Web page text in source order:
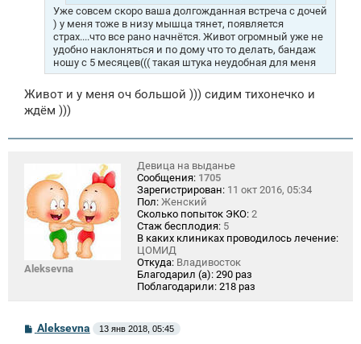
Уже совсем скоро ваша долгожданная встреча с дочей
) у меня тоже в низу мышца тянет, появляется
страх....что все рано начнётся. Живот огромный уже не
удобно наклоняться и по дому что то делать, бандаж
ношу с 5 месяцев((( такая штука неудобная для меня
Живот и у меня оч большой ))) сидим тихонечко и
ждём )))
Aleksevna
Девица на выданье
Сообщения: 1705
Зарегистрирован: 11 окт 2016, 05:34
Пол: Женский
Сколько попыток ЭКО: 2
Стаж бесплодия: 5
В каких клиниках проводилось лечение:
ЦОМИД
Откуда: Владивосток
Благодарил (а): 290 раз
Поблагодарили: 218 раз
С
о
Aleksevna 13 янв 2018, 05:45